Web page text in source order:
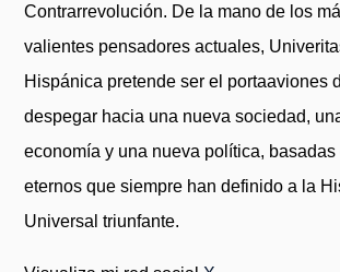
Contrarrevolución. De la mano de los
valientes pensadores actuales,
Hispánica pretende ser el portaaviones
despegar hacia una nueva sociedad,
economía y una nueva política,
eternos que siempre han definido a la
Universal triunfante.